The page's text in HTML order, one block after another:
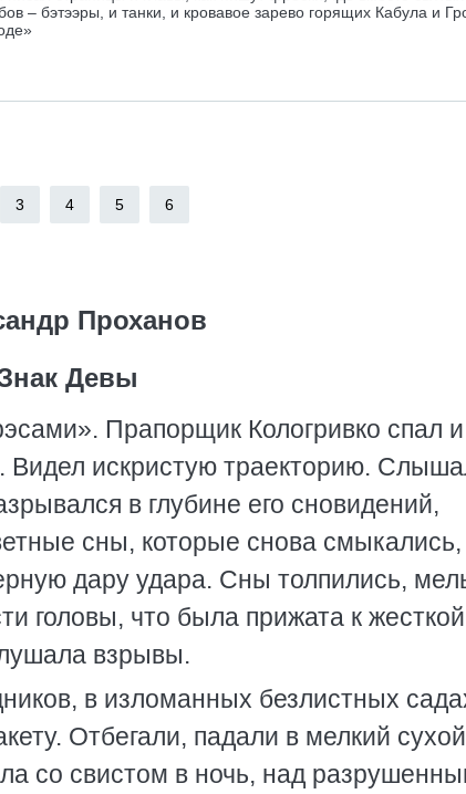
– бэтээры, и танки, и кровавое зарево горящих Кабула и
3 4 5 6
Проханов
Девы
Прапорщик Кологривко спал
Видел искристую траекторию.
в глубине его сновидений,
сны, которые снова смыкались,
дару удара. Сны толпились,
головы, что была прижата к жесткой
взрывы.
в изломанных безлистных
Отбегали, падали в мелкий сухой
со свистом в ночь, над